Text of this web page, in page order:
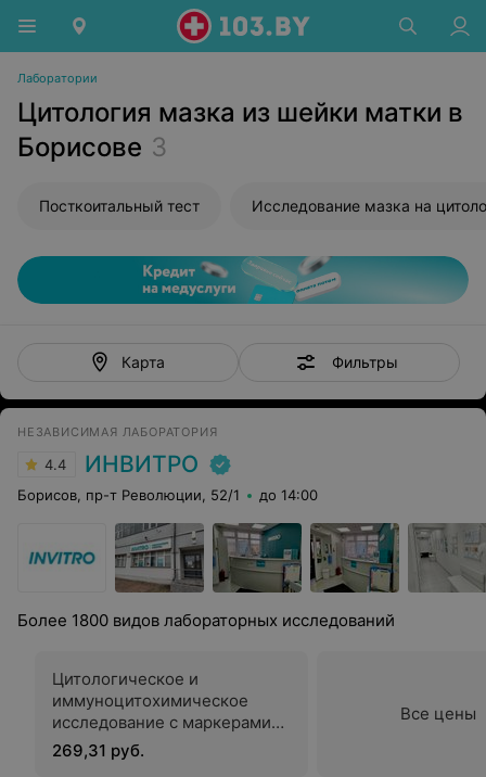
Лаборатории
Цитология мазка из шейки матки в
Борисове 3
Посткоитальный тест
Карта Фильтры
НЕЗАВИСИМАЯ ЛАБОРАТОРИЯ
4.4 ИНВИТРО
Борисов, пр-т Революции, 52/1 до 14:00
Более 1800 видов лабораторных исследований
Цитологическое и
иммуноцитохимическое
исследование c маркерами
p16INK4a и Ki-67 для
подтверждения дисплазии в
269,31 руб.
Все цены